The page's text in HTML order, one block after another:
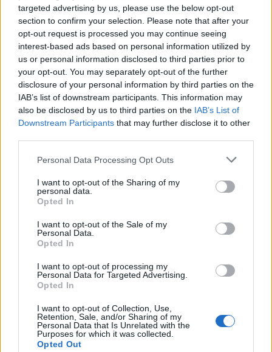
targeted advertising by us, please use the below opt-out
section to confirm your selection. Please note that after your
opt-out request is processed you may continue seeing
interest-based ads based on personal information utilized by
us or personal information disclosed to third parties prior to
your opt-out. You may separately opt-out of the further
disclosure of your personal information by third parties on the
IAB’s list of downstream participants. This information may
also be disclosed by us to third parties on the IAB’s List of
Downstream Participants that may further disclose it to other
Personal Data Processing Opt Outs
I want to opt-out of the Sharing of my
personal data.
Opted In
I want to opt-out of the Sale of my
Personal Data.
Opted In
I want to opt-out of processing my
Personal Data for Targeted Advertising.
Opted In
I want to opt-out of Collection, Use,
Retention, Sale, and/or Sharing of my
Personal Data that Is Unrelated with the
Purposes for which it was collected.
Opted Out
Α/Φ.
— Πυροσβεστικό Σώμα (@pyrosvestiki)July 9, 2025
Facebook Share on X Bluesky
Email Copy Link
Tags: Λάρισα Φωτιά
Σχετικά Άρθρα